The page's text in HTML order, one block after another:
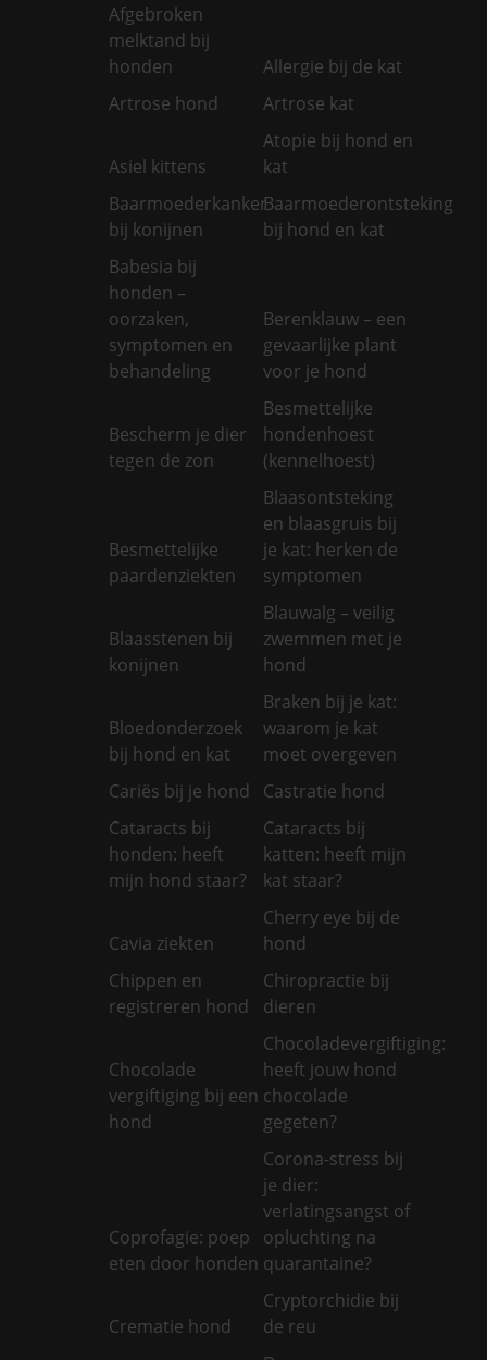
Afgebroken
melktand bij
honden
Allergie bij de kat
Artrose hond
Artrose kat
Asiel kittens
Atopie bij hond en
kat
Baarmoederkanker
bij konijnen
Baarmoederontsteking
bij hond en kat
Babesia bij
honden –
oorzaken,
symptomen en
behandeling
Berenklauw – een
gevaarlijke plant
voor je hond
Bescherm je dier
tegen de zon
Besmettelijke
hondenhoest
(kennelhoest)
Besmettelijke
paardenziekten
Blaasontsteking
en blaasgruis bij
je kat: herken de
symptomen
Blaasstenen bij
konijnen
Blauwalg – veilig
zwemmen met je
hond
Bloedonderzoek
bij hond en kat
Braken bij je kat:
waarom je kat
moet overgeven
Cariës bij je hond
Castratie hond
Cataracts bij
honden: heeft
mijn hond staar?
Cataracts bij
katten: heeft mijn
kat staar?
Cavia ziekten
Cherry eye bij de
hond
Chippen en
registreren hond
Chiropractie bij
dieren
Chocolade
vergiftiging bij een
hond
Chocoladevergiftiging:
heeft jouw hond
chocolade
gegeten?
Coprofagie: poep
eten door honden
Corona-stress bij
je dier:
verlatingsangst of
opluchting na
quarantaine?
Crematie hond
Cryptorchidie bij
de reu